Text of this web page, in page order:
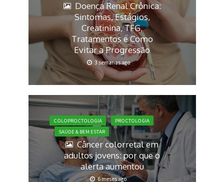
Doença Renal Crônica:
Sintomas, Estágios,
Creatinina, TFG,
Tratamentos e Como
Evitar a Progressão
3 semanas ago
COLOPROCTOLOGIA
PROCTOLOGIA
SAÚDE & BEM ESTAR
Câncer colorretal em
adultos jovens: por que o
alerta aumentou
6 meses ago